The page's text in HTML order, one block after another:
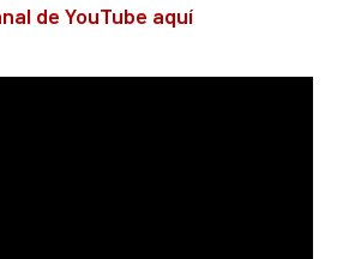
de YouTube aquí